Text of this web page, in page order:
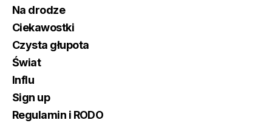
Na drodze
Ciekawostki
Czysta głupota
Świat
Influ
Sign up
Regulamin i RODO